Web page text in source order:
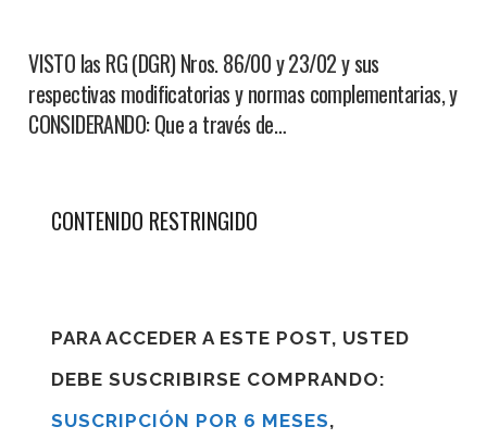
VISTO las RG (DGR) Nros. 86/00 y 23/02 y sus
respectivas modificatorias y normas complementarias, y
CONSIDERANDO: Que a través de…
CONTENIDO RESTRINGIDO
PARA ACCEDER A ESTE POST, USTED
DEBE SUSCRIBIRSE COMPRANDO:
SUSCRIPCIÓN POR 6 MESES,